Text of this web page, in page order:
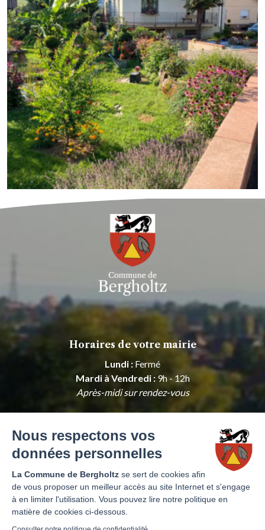
Horaires de votre mairie
Lundi : Fermé
Mardi à Vendredi :9h - 12h
Après-midi sur rendez-vous
Samedi, Dimanche :Fermé
Horaires de l'agence postale
Mardi à Vendredi :7h30 - 12h30
Samedi, Dimanche :Fermé
Nous respectons vos
données personnelles
La Commune de Bergholtz se sert de cookies afin
de vous proposer un meilleur accès au site Internet et s'engage
à en limiter l'utilisation. Vous pouvez lire notre politique en
matière de cookies ci-dessous.